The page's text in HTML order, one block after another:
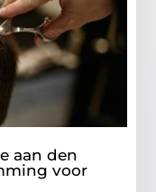
aan den
voor